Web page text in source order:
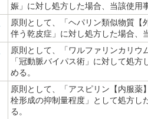
娠」に対し処方した場合、当該使用
原則として、「ヘパリン類似物質【
伴う乾皮症」に対し処方した場合、
原則として、「ワルファリンカリウ
「冠動脈バイパス術」に対して処
める。
原則として、「アスピリン【内服薬
栓形成の抑制量程度」として処方し
る。